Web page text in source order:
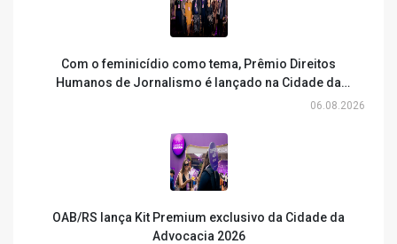
Com o feminicídio como tema, Prêmio Direitos
Humanos de Jornalismo é lançado na Cidade da
06.08.2026
OAB/RS lança Kit Premium exclusivo da Cidade da
Advocacia 2026